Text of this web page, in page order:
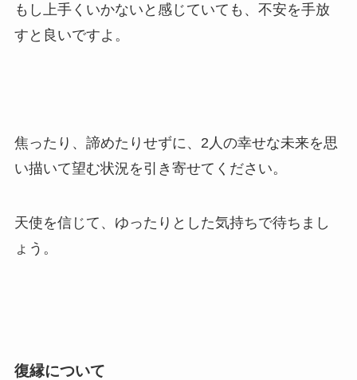
もし上手くいかないと感じていても、不安を手放
すと良いですよ。
焦ったり、諦めたりせずに、2人の幸せな未来を思
い描いて望む状況を引き寄せてください。
天使を信じて、ゆったりとした気持ちで待ちまし
ょう。
復縁について